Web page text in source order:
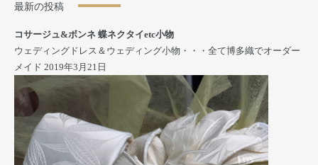
最新の投稿
コサージュ&ボンネ 蝶ネクタイetc小物
ウェディングドレス＆ウェディング小物・・・全て博多織でオーダー
メイド 2019年3月21日